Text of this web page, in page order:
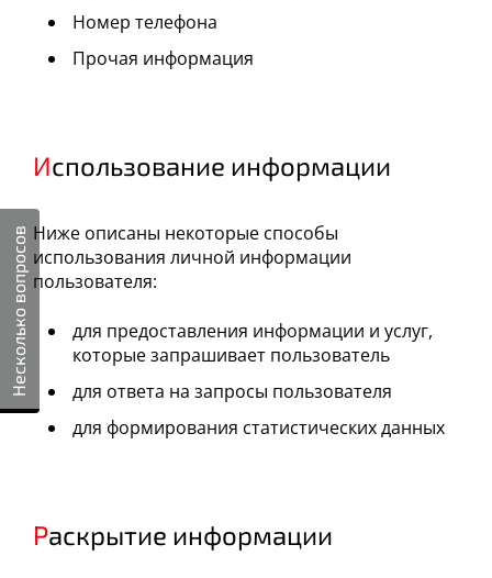
Несколько вопросов
Номер телефона
Прочая информация
Использование информации
Ниже описаны некоторые способы
использования личной информации
пользователя:
для предоставления информации и услуг,
которые запрашивает пользователь
для ответа на запросы пользователя
для формирования статистических данных
Раскрытие информации